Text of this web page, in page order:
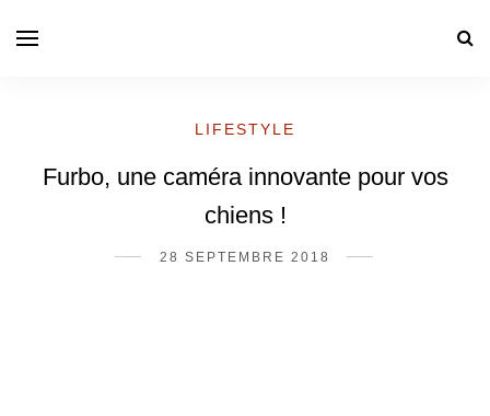
LIFESTYLE
Furbo, une caméra innovante pour vos
chiens !
28 SEPTEMBRE 2018